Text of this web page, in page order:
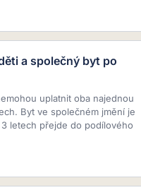
a společný byt po
uplatnit oba najednou
Byt ve společném jmění je
letech přejde do podílového